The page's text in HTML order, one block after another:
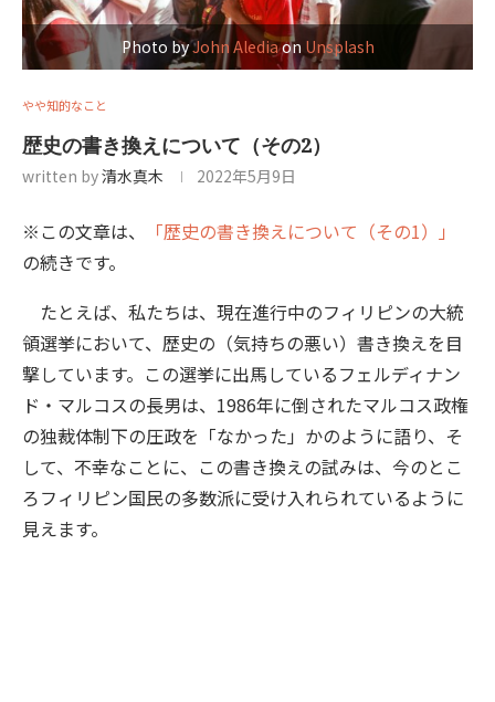
Photo byJohn Alediaon Unsplash
やや知的なこと
歴史の書き換えについて（その2）
written by清水真木 2022年5月9日
※この文章は、
「歴史の書き換えについて（その1）」
の続きです。
たとえば、私たちは、現在進行中のフィリピンの大統
領選挙において、歴史の（気持ちの悪い）書き換えを目
撃しています。この選挙に出馬しているフェルディナン
ド・マルコスの長男は、1986年に倒されたマルコス政権
の独裁体制下の圧政を「なかった」かのように語り、そ
して、不幸なことに、この書き換えの試みは、今のとこ
ろフィリピン国民の多数派に受け入れられているように
見えます。